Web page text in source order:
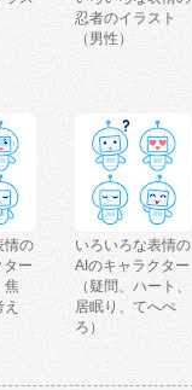
忍者のイラスト
（男性）
情の
ー
焦
いろいろな表情の
AIのキャラクター
（疑問、ハート、
居眠り、てへぺ
ろ）